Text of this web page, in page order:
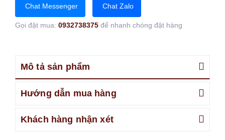
Chat Messenger Chat Zalo
Gọi đặt mua: 0932738375 để nhanh chóng đặt hàng
Mô tả sản phẩm
Hướng dẫn mua hàng
Khách hàng nhận xét